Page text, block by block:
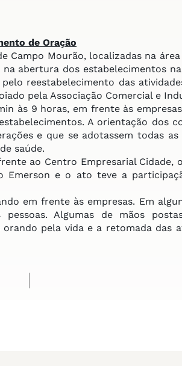
de Oração
Campo Mourão, localizadas na
abertura dos estabelecimentos
reestabelecimento das
pela Associação Comercial e
às 9 horas, em frente às
A orientação dos
e que se adotassem todas as
saúde.
ao Centro Empresarial Cidade,
Emerson e o ato teve a
em frente às empresas. Em
Algumas de mãos
pela vida e a retomada das